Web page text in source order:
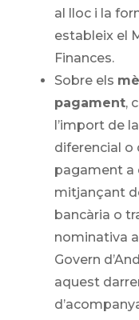
al lloc i la
estableix el
Finances.
Sobre els
pagament,
l’import de
diferencial o
pagament a
mitjançant
bancària o
nominativa
Govern
aquest